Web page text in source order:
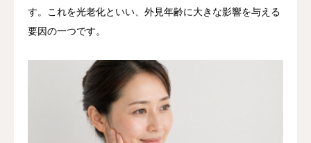
す。これを光老化といい、外見年齢に大きな影響を与える
要因の一つです。